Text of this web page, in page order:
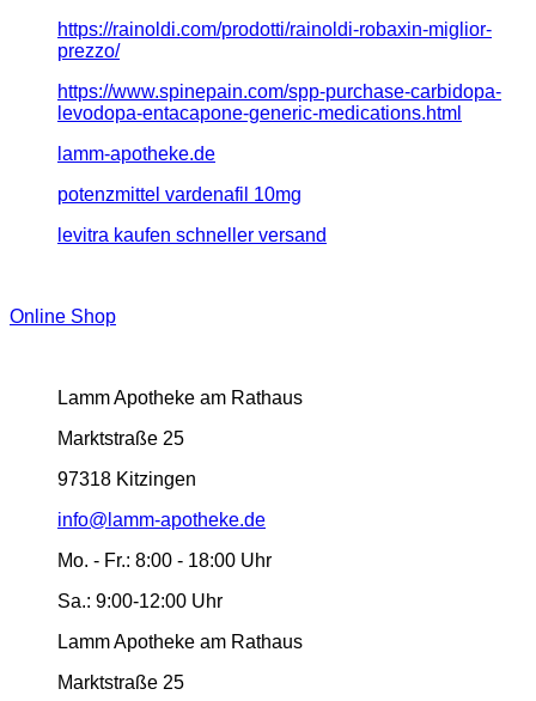
https://rainoldi.com/prodotti/rainoldi-robaxin-miglior-
prezzo/
https://www.spinepain.com/spp-purchase-carbidopa-
levodopa-entacapone-generic-medications.html
lamm-apotheke.de
potenzmittel vardenafil 10mg
levitra kaufen schneller versand
Online Shop
Lamm Apotheke am Rathaus
Marktstraße 25
97318 Kitzingen
info@lamm-apotheke.de
Mo. - Fr.: 8:00 - 18:00 Uhr
Sa.: 9:00-12:00 Uhr
Lamm Apotheke am Rathaus
Marktstraße 25